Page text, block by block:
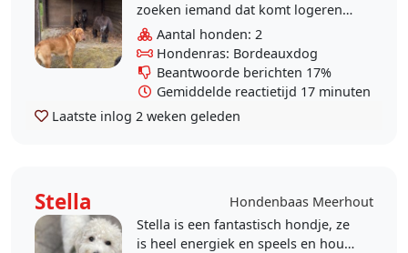
zoeken iemand dat komt logeren
bij de hondjes? Van 2 juli tot en met
12 juli Ik weet niet wat voor u
eventueel..
Aantal honden: 2
Hondenras: Bordeauxdog
Beantwoorde berichten 17%
Gemiddelde reactietijd 17 minuten
Laatste inlog 2 weken geleden
Stella
Hondenbaas Meerhout
Stella is een fantastisch hondje, ze
is heel energiek en speels en houdt